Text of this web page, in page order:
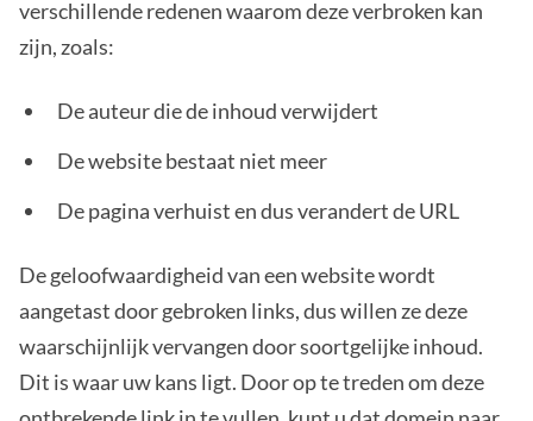
verschillende redenen waarom deze verbroken kan
zijn, zoals:
De auteur die de inhoud verwijdert
De website bestaat niet meer
De pagina verhuist en dus verandert de URL
De geloofwaardigheid van een website wordt
aangetast door gebroken links, dus willen ze deze
waarschijnlijk vervangen door soortgelijke inhoud.
Dit is waar uw kans ligt. Door op te treden om deze